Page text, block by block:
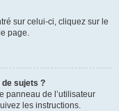
sur celui-ci, cliquez sur le
page.
sujets ?
panneau de l’utilisateur
les instructions.